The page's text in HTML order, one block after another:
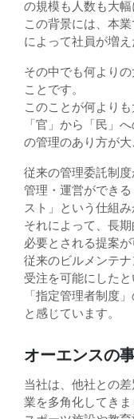
の規模も人数も大幅
この背景には、本
によって社員が増え
その中でも何より
ことです。
このことが何より
「官」から「民」
の管理のあり方が大
従来の管理委託制
管理・運営ができ
スト」という仕組み
それによって、長
必要とされる提案が
従来のビルメンテ
受注を可能にした
「指定管理者制度
と感じています。
オーエンスの
当社は、他社との
業を多角化してきま